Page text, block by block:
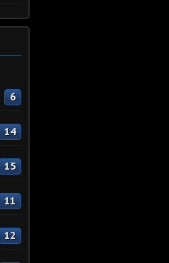
6
14
15
11
12